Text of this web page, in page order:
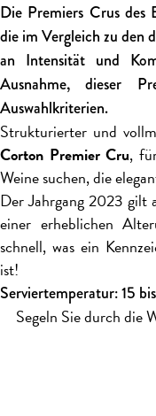
Die Premiers Crus des
die im Vergleich zu den
an Intensität und
Ausnahme, dieser
Auswahlkriterien.
Strukturierter und
Corton Premier Cru,
Weine suchen, die
Der Jahrgang 2023 gilt
einer erheblichen
schnell, was ein
ist!
Serviertemperatur: 15
Segeln Sie durch die